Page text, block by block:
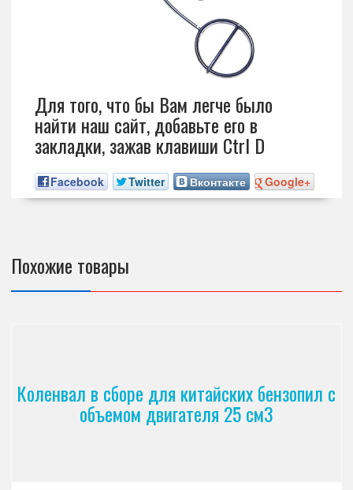
Для того, что бы Вам легче было
найти наш сайт, добавьте его в
закладки, зажав клавиши Ctrl D
Facebook Twitter Вконтакте Google+
Похожие товары
Коленвал в сборе для китайских бензопил с
объемом двигателя 25 см3